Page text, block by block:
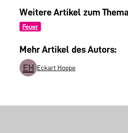
Weitere Artikel zum
Feuer
Mehr Artikel des Autors:
EH
Eckart Hoppe